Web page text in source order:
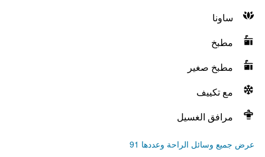
ساونا
مطبخ
مطبخ صغير
مع تكييف
مرافق الغسيل
عرض جميع وسائل الراحة وعددها 91